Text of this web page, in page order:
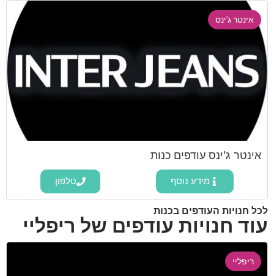
אינטר ג'ינס
אינטר ג'ינס עודפים כנות
מידע נוסף טלפון
לכל חנויות העודפים בכנות
עוד חנויות עודפים של ריפליי
ריפליי